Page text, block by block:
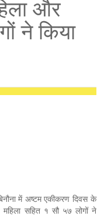
और
ने किया
में अष्टम एकीकरण दिवस के
महिला सहित १ सौ ५७ लोगों ने